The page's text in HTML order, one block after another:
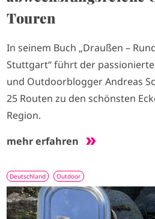
Touren
In seinem Buch „Draußen –
Stuttgart“ führt der
und Outdoorblogger Andreas
25 Routen zu den schönsten
Region.
mehr erfahren
Deutschland Outdoor
I
m
a